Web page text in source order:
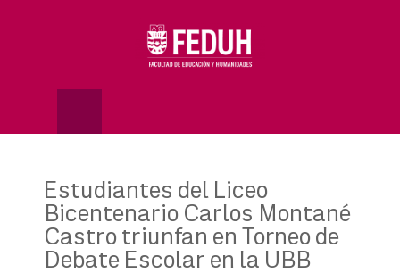
Estudiantes del Liceo
Bicentenario Carlos Montané
Castro triunfan en Torneo de
Debate Escolar en la UBB